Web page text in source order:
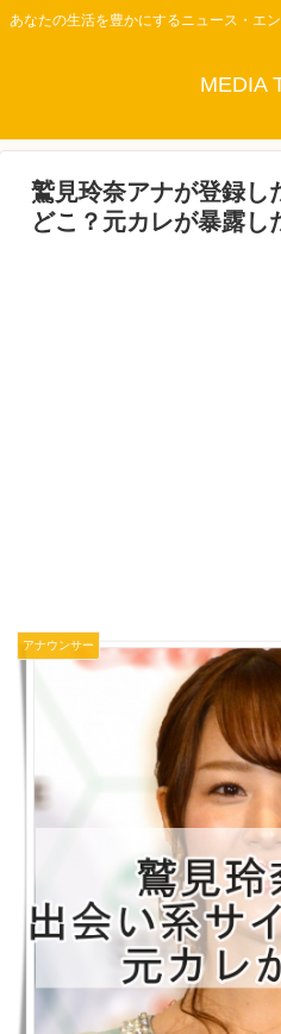
あなたの生活を豊かにするニュース・エ
MEDIA
鷲見玲奈アナが登録し
どこ？元カレが暴露し
アナウンサー